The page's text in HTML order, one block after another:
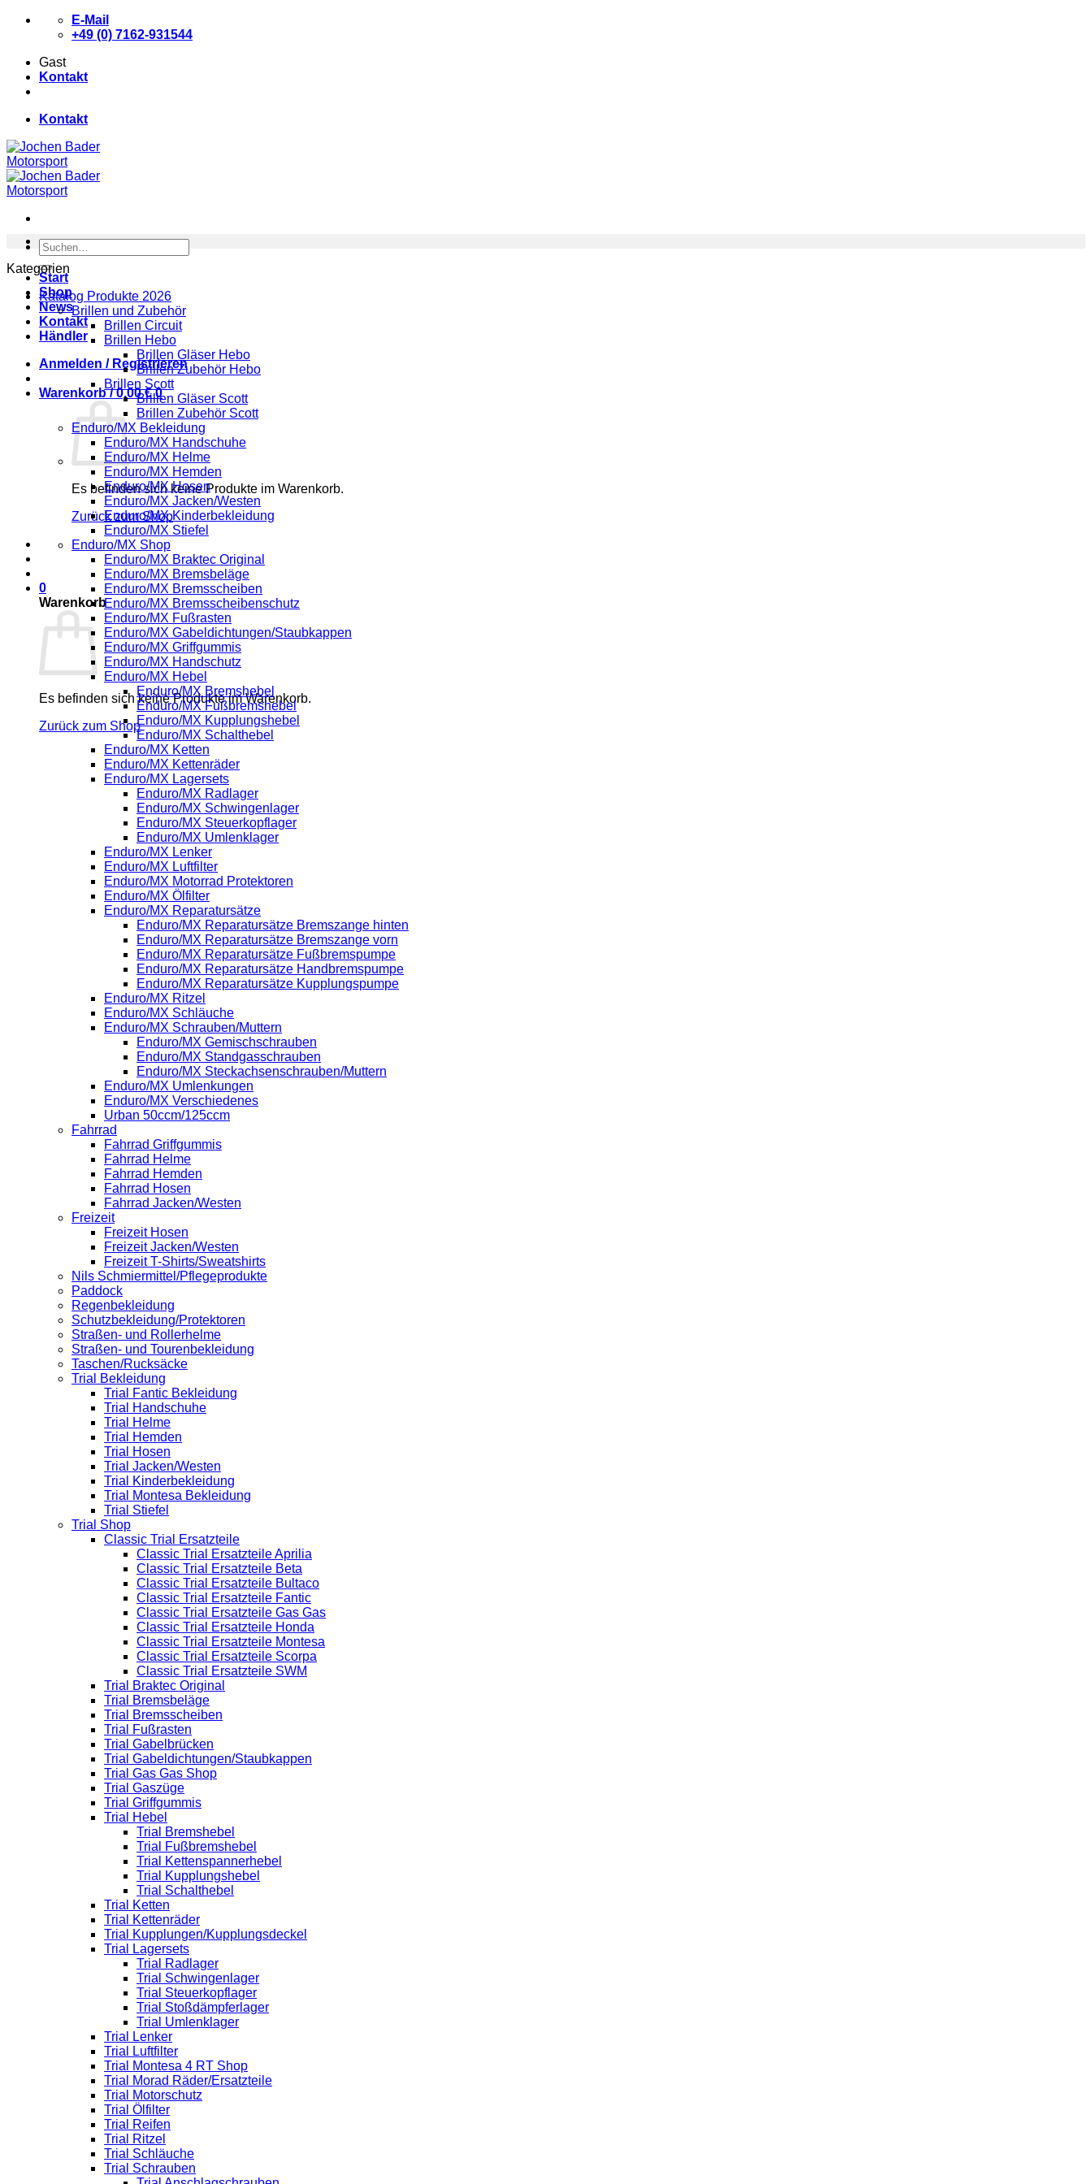
Zum
E-Mail
+49 (0) 7162-931544
Gast
Kontakt
Kontakt
Suchen
nach:
Start
Shop
News
Kontakt
Händler
Anmelden / Registrieren
Warenkorb /0,00€ 0
Es befinden sich keine Produkte im Warenkorb.
Zurück zum Shop
0
Warenkorb
Es befinden sich keine Produkte im Warenkorb.
Zurück zum Shop
Kategorien
Katalog Produkte 2026
Brillen und Zubehör
Brillen Circuit
Brillen Hebo
Brillen Gläser Hebo
Brillen Zubehör Hebo
Brillen Scott
Brillen Gläser Scott
Brillen Zubehör Scott
Enduro/MX Bekleidung
Enduro/MX Handschuhe
Enduro/MX Helme
Enduro/MX Hemden
Enduro/MX Hosen
Enduro/MX Jacken/Westen
Enduro/MX Kinderbekleidung
Enduro/MX Stiefel
Enduro/MX Shop
Enduro/MX Braktec Original
Enduro/MX Bremsbeläge
Enduro/MX Bremsscheiben
Enduro/MX Bremsscheibenschutz
Enduro/MX Fußrasten
Enduro/MX Gabeldichtungen/Staubkappen
Enduro/MX Griffgummis
Enduro/MX Handschutz
Enduro/MX Hebel
Enduro/MX Bremshebel
Enduro/MX Fußbremshebel
Enduro/MX Kupplungshebel
Enduro/MX Schalthebel
Enduro/MX Ketten
Enduro/MX Kettenräder
Enduro/MX Lagersets
Enduro/MX Radlager
Enduro/MX Schwingenlager
Enduro/MX Steuerkopflager
Enduro/MX Umlenklager
Enduro/MX Lenker
Enduro/MX Luftfilter
Enduro/MX Motorrad Protektoren
Enduro/MX Ölfilter
Enduro/MX Reparatursätze
Enduro/MX Reparatursätze Bremszange hinten
Enduro/MX Reparatursätze Bremszange vorn
Enduro/MX Reparatursätze Fußbremspumpe
Enduro/MX Reparatursätze Handbremspumpe
Enduro/MX Reparatursätze Kupplungspumpe
Enduro/MX Ritzel
Enduro/MX Schläuche
Enduro/MX Schrauben/Muttern
Enduro/MX Gemischschrauben
Enduro/MX Standgasschrauben
Enduro/MX Steckachsenschrauben/Muttern
Enduro/MX Umlenkungen
Enduro/MX Verschiedenes
Urban 50ccm/125ccm
Fahrrad
Fahrrad Griffgummis
Fahrrad Helme
Fahrrad Hemden
Fahrrad Hosen
Fahrrad Jacken/Westen
Freizeit
Freizeit Hosen
Freizeit Jacken/Westen
Freizeit T-Shirts/Sweatshirts
Nils Schmiermittel/Pflegeprodukte
Paddock
Regenbekleidung
Schutzbekleidung/Protektoren
Straßen- und Rollerhelme
Straßen- und Tourenbekleidung
Taschen/Rucksäcke
Trial Bekleidung
Trial Fantic Bekleidung
Trial Handschuhe
Trial Helme
Trial Hemden
Trial Hosen
Trial Jacken/Westen
Trial Kinderbekleidung
Trial Montesa Bekleidung
Trial Stiefel
Trial Shop
Classic Trial Ersatzteile
Classic Trial Ersatzteile Aprilia
Classic Trial Ersatzteile Beta
Classic Trial Ersatzteile Bultaco
Classic Trial Ersatzteile Fantic
Classic Trial Ersatzteile Gas Gas
Classic Trial Ersatzteile Honda
Classic Trial Ersatzteile Montesa
Classic Trial Ersatzteile Scorpa
Classic Trial Ersatzteile SWM
Trial Braktec Original
Trial Bremsbeläge
Trial Bremsscheiben
Trial Fußrasten
Trial Gabelbrücken
Trial Gabeldichtungen/Staubkappen
Trial Gas Gas Shop
Trial Gaszüge
Trial Griffgummis
Trial Hebel
Trial Bremshebel
Trial Fußbremshebel
Trial Kettenspannerhebel
Trial Kupplungshebel
Trial Schalthebel
Trial Ketten
Trial Kettenräder
Trial Kupplungen/Kupplungsdeckel
Trial Lagersets
Trial Radlager
Trial Schwingenlager
Trial Steuerkopflager
Trial Stoßdämpferlager
Trial Umlenklager
Trial Lenker
Trial Luftfilter
Trial Montesa 4 RT Shop
Trial Morad Räder/Ersatzteile
Trial Motorschutz
Trial Ölfilter
Trial Reifen
Trial Ritzel
Trial Schläuche
Trial Schrauben